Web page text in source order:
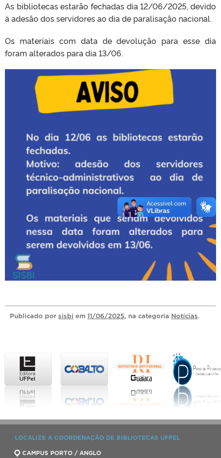
As bibliotecas estarão fechadas dia 12/06/2025, devido
à adesão dos servidores ao dia de paralisação nacional.
Os materiais com data de devolução para esse dia
foram alterados para dia 13/06.
Publicado por sisbi em 11/06/2025, na categoria Notícias.
LOCALIZE A COORDENAÇÃO DE BIBLIOTECAS UFPEL
CAMPUS PORTO / ANGLO